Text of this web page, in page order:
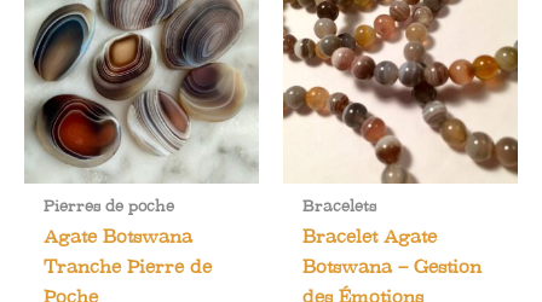
Pierres de poche
Agate Botswana
Tranche Pierre de
Poche
Bracelets
Bracelet Agate
Botswana – Gestion
des Émotions